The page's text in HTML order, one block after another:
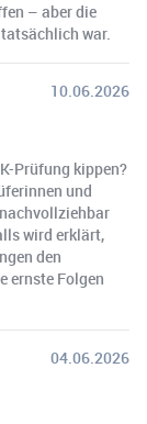
– aber die
war.
10.06.2026
Prüfung kippen?
und
wird erklärt,
den
ernste Folgen
04.06.2026